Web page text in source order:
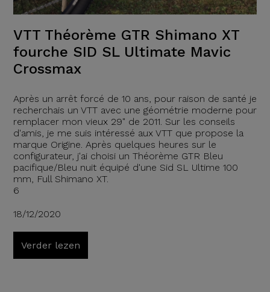
VTT Théorème GTR Shimano XT
fourche SID SL Ultimate Mavic
Crossmax
Après un arrêt forcé de 10 ans, pour raison de santé je
recherchais un VTT avec une géométrie moderne pour
remplacer mon vieux 29" de 2011. Sur les conseils
d'amis, je me suis intéressé aux VTT que propose la
marque Origine. Après quelques heures sur le
configurateur, j'ai choisi un Théorème GTR Bleu
pacifique/Bleu nuit équipé d'une Sid SL Ultime 100
mm, Full Shimano XT.
6
18/12/2020
Verder lezen